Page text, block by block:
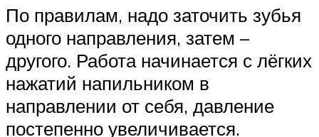
По правилам, надо заточить зубья
одного направления, затем –
другого. Работа начинается с лёгких
нажатий напильником в
направлении от себя, давление
постепенно увеличивается.